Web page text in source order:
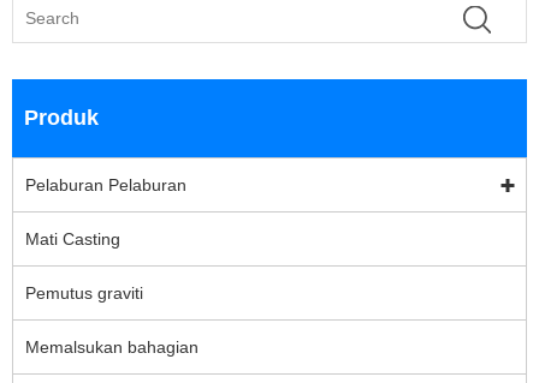
Produk
Pelaburan Pelaburan
Mati Casting
Pemutus graviti
Memalsukan bahagian